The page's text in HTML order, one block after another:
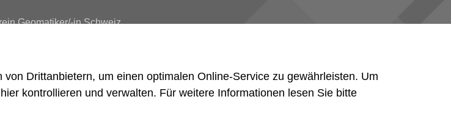
Geomatiker/-in Schweiz
Datenschutz
Cookie-Einstellungen
by Internetgalerie AG
Drittanbietern, um einen optimalen Online-Service zu gewährleisten. Um
kontrollieren und verwalten. Für weitere Informationen lesen Sie bitte